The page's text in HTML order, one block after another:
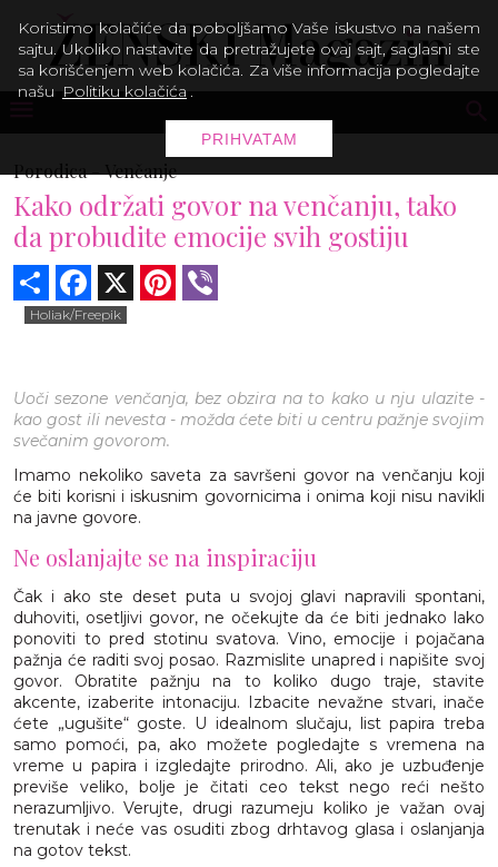
Porodica -Venčanje
Kako održati govor na venčanju, tako
da probudite emocije svih gostiju
Share Facebook Pinterest
Holiak/Freepik
Uoči sezone venčanja, bez obzira na to kako u nju ulazite -
kao gost ili nevesta - možda ćete biti u centru pažnje svojim
svečanim govorom.
Imamo nekoliko saveta za savršeni govor na venčanju koji
će biti korisni i iskusnim govornicima i onima koji nisu navikli
na javne govore.
Ne oslanjajte se na inspiraciju
Čak i ako ste deset puta u svojoj glavi napravili spontani,
duhoviti, osetljivi govor, ne očekujte da će biti jednako lako
ponoviti to pred stotinu svatova. Vino, emocije i pojačana
pažnja će raditi svoj posao. Razmislite unapred i napišite svoj
govor. Obratite pažnju na to koliko dugo traje, stavite
akcente, izaberite intonaciju. Izbacite nevažne stvari, inače
ćete „ugušite“ goste. U idealnom slučaju, list papira treba
samo pomoći, pa, ako možete pogledajte s vremena na
vreme u papira i izgledajte prirodno. Ali, ako je uzbuđenje
previše veliko, bolje je čitati ceo tekst nego reći nešto
nerazumljivo. Verujte, drugi razumeju koliko je važan ovaj
trenutak i neće vas osuditi zbog drhtavog glasa i oslanjanja
na gotov tekst.
Koristimo kolačiće da poboljšamo Vaše iskustvo na našem
sajtu. Ukoliko nastavite da pretražujete ovaj sajt, saglasni ste
sa korišćenjem web kolačića. Za više informacija pogledajte
našu Politiku kolačića .
PRIHVATAM